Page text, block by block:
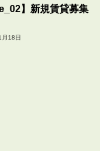
】新規賃貸募集
18日